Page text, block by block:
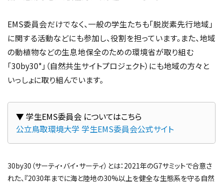
EMS委員会だけでなく、一般の学生たちも「脱炭素先行地域」
に関する活動などにも参加し、役割を担っています。また、地域
の動植物などの生息地保全のための環境省が取り組む
「30by30*」（自然共生サイトプロジェクト）にも地域の方々と
いっしょに取り組んでいます。
公立鳥取環境大学 学生EMS委員会公式サイト
30by30（サーティ・バイ・サーティ）とは：2021年のG7サミットで合意さ
れた、『2030年までに海と陸地の30%以上を健全な生態系を守る自然